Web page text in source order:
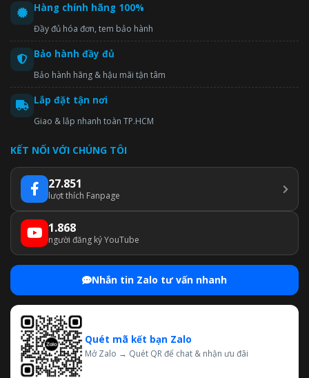
Hàng chính hãng 100%
Đầy đủ hóa đơn, tem bảo hành
Bảo hành đầy đủ
Bảo hành hãng & hậu mãi tận tâm
Lắp đặt tận nơi
Giao & lắp nhanh toàn TP.HCM
KẾT NỐI VỚI CHÚNG TÔI
27.851
lượt thích Fanpage
1.868
người đăng ký YouTube
Nhắn tin Zalo tư vấn nhanh
Quét mã kết bạn Zalo
Mở Zalo → Quét QR để chat & nhận ưu đãi